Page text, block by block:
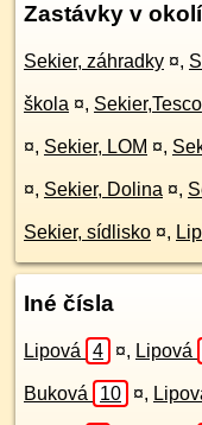
Zastávky v okolí
Sekier, záhradky ¤,
škola ¤, Sekier,Tesco
¤, Sekier, LOM ¤,
¤, Sekier, Dolina ¤,
Sekier, sídlisko ¤,
Iné čísla
Lipová 4 ¤, Lipová
Buková 10 ¤,